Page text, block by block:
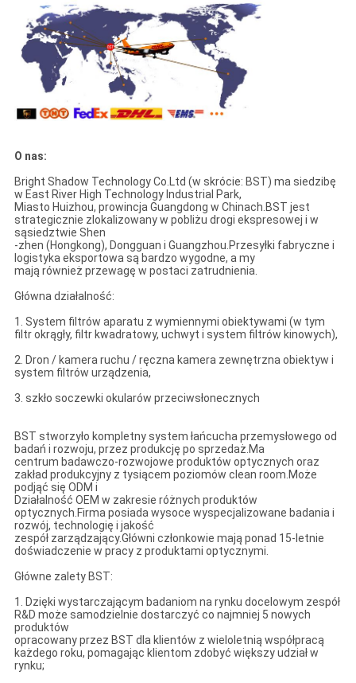
O nas:
Bright Shadow Technology Co.Ltd (w skrócie: BST) ma siedzibę
w East River High Technology Industrial Park,
Miasto Huizhou, prowincja Guangdong w Chinach.BST jest
strategicznie zlokalizowany w pobliżu drogi ekspresowej i w
sąsiedztwie Shen
-zhen (Hongkong), Dongguan i Guangzhou.Przesyłki fabryczne i
logistyka eksportowa są bardzo wygodne, a my
mają również przewagę w postaci zatrudnienia.
Główna działalność:
1. System filtrów aparatu z wymiennymi obiektywami (w tym
filtr okrągły, filtr kwadratowy, uchwyt i system filtrów kinowych),
2. Dron / kamera ruchu / ręczna kamera zewnętrzna obiektyw i
system filtrów urządzenia,
3. szkło soczewki okularów przeciwsłonecznych
BST stworzyło kompletny system łańcucha przemysłowego od
badań i rozwoju, przez produkcję po sprzedaż.Ma
centrum badawczo-rozwojowe produktów optycznych oraz
zakład produkcyjny z tysiącem poziomów clean room.Może
podjąć się ODM i
Działalność OEM w zakresie różnych produktów
optycznych.Firma posiada wysoce wyspecjalizowane badania i
rozwój, technologię i jakość
zespół zarządzający.Główni członkowie mają ponad 15-letnie
doświadczenie w pracy z produktami optycznymi.
Główne zalety BST:
1. Dzięki wystarczającym badaniom na rynku docelowym zespół
R&D może samodzielnie dostarczyć co najmniej 5 nowych
produktów
opracowany przez BST dla klientów z wieloletnią współpracą
każdego roku, pomagając klientom zdobyć większy udział w
rynku;